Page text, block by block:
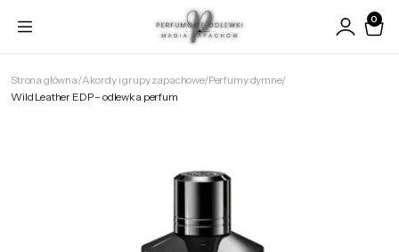
0
Strona główna Akordy i grupy zapachowe Perfumy dymne
Wild Leather EDP – odlewka perfum